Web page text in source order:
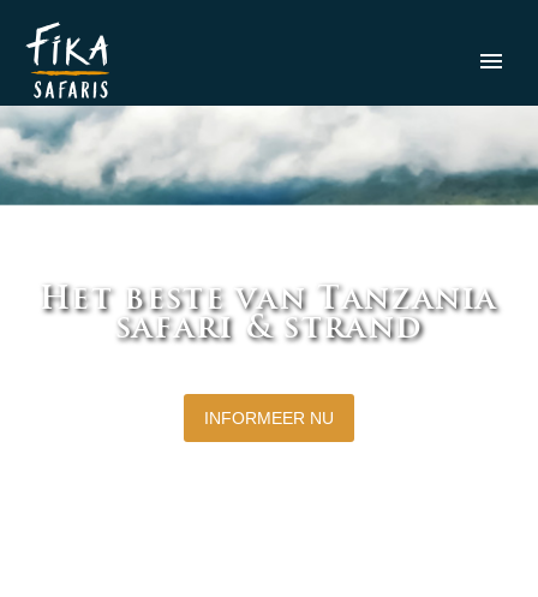
Het beste van Tanzania
safari & strand
INFORMEER NU